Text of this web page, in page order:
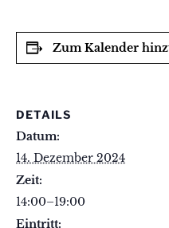
Zum Kalender
DETAILS
Datum:
14. Dezember 2024
Zeit:
14:00–19:00
Eintritt: